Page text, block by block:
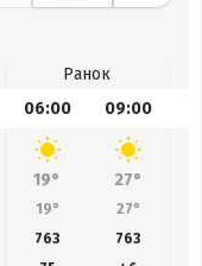
Ранок
06:00 09:00
19° 27°
19° 27°
763 763